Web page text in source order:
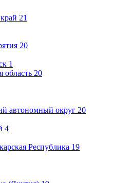
21
20
1
область 20
автономный округ 20
4
Республика 19